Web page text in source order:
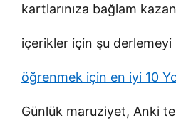
kartlarınıza bağlam
içerikler için şu derlemeyi
öğrenmek için en iyi 10
Günlük maruziyet, Anki